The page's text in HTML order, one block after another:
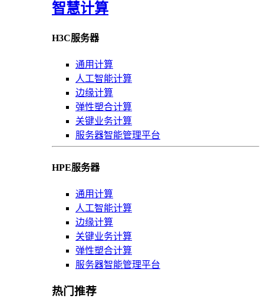
智慧计算
H3C服务器
通用计算
人工智能计算
边缘计算
弹性塑合计算
关键业务计算
服务器智能管理平台
HPE服务器
通用计算
人工智能计算
边缘计算
关键业务计算
弹性塑合计算
服务器智能管理平台
热门推荐